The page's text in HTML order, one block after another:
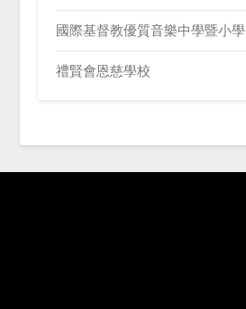
國際基督教優質音樂中學暨小學
禮賢會恩慈學校